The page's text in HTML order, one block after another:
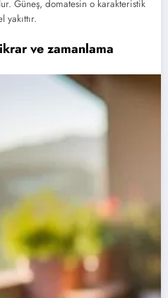
Güneş, domatesin o karakteristik
yakıttır.
ve zamanlama